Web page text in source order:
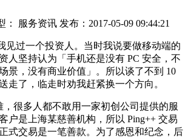
： 服务资讯 发布： 2017-05-09 09:44:21
见过一个投资人。当时我说要做移动端的
人坚持认为「手机还是没有 PC 安全，不
景，没有商业价值」。所以谈了不到 10
走了，临走时劝我赶紧换一个方向。
，很多人都不敢用一家初创公司提供的服
户是上海某慈善机构，所以 Ping++ 交易
式交易是一笔善款。为了感恩和纪念，后